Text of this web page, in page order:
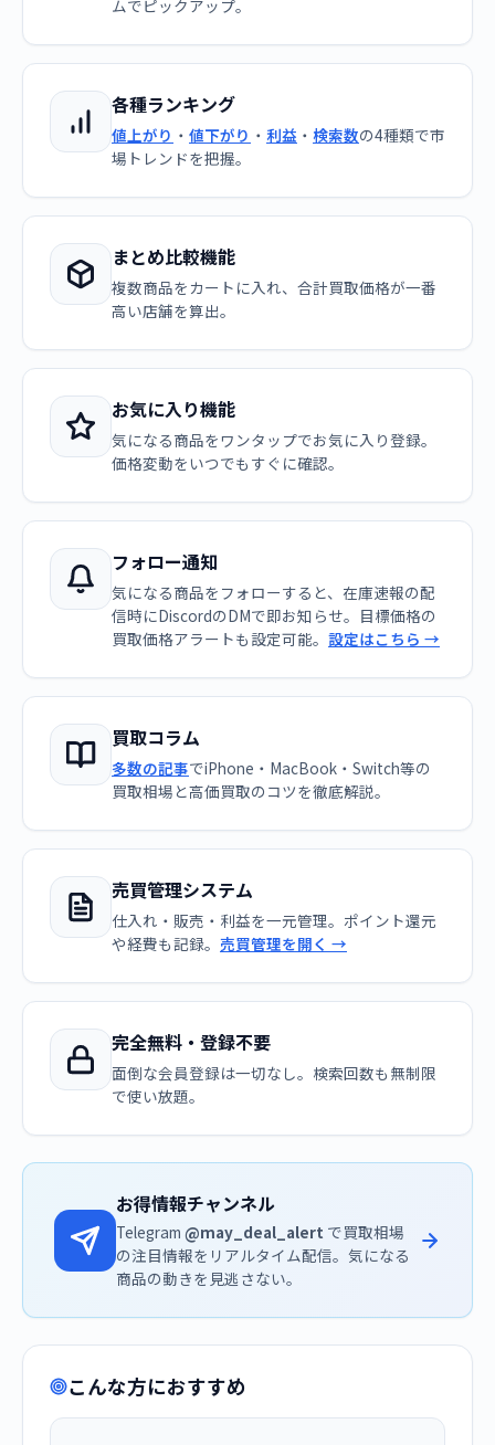
ムでピックアップ。
各種ランキング
値上がり ・ 値下がり ・ 利益 ・ 検索数の4種類で市
場トレンドを把握。
まとめ比較機能
複数商品をカートに入れ、合計買取価格が一番
高い店舗を算出。
お気に入り機能
気になる商品をワンタップでお気に入り登録。
価格変動をいつでもすぐに確認。
フォロー通知
気になる商品をフォローすると、在庫速報の配
信時にDiscordのDMで即お知らせ。目標価格の
買取価格アラートも設定可能。 設定はこちら →
買取コラム
多数の記事でiPhone・MacBook・Switch等の
買取相場と高価買取のコツを徹底解説。
売買管理システム
仕入れ・販売・利益を一元管理。ポイント還元
や経費も記録。 売買管理を開く →
完全無料・登録不要
面倒な会員登録は一切なし。検索回数も無制限
で使い放題。
お得情報チャンネル
Telegram @may_deal_alert で買取相場
の注目情報をリアルタイム配信。気になる
商品の動きを見逃さない。
こんな方におすすめ